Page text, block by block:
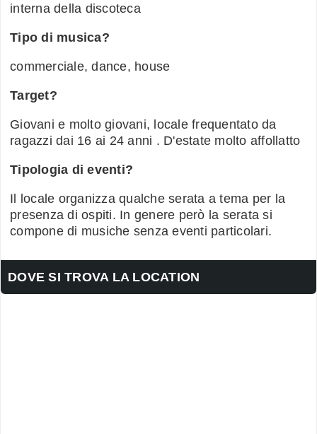
interna della discoteca
Tipo di musica?
commerciale, dance, house
Target?
Giovani e molto giovani, locale frequentato da
ragazzi dai 16 ai 24 anni . D'estate molto affollatto
Tipologia di eventi?
Il locale organizza qualche serata a tema per la
presenza di ospiti. In genere però la serata si
compone di musiche senza eventi particolari.
DOVE SI TROVA LA LOCATION